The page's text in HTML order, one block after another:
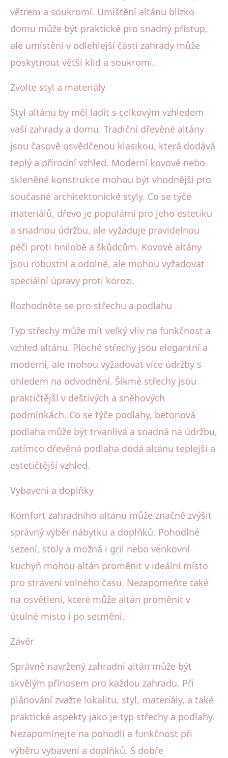
větrem a soukromí. Umištění altánu blízko
domu může být praktické pro snadný přístup,
ale umístění v odlehlejší části zahrady může
poskytnout větší klid a soukromí.
Zvolte styl a materiály
Styl altánu by měl ladit s celkovým vzhledem
vaší zahrady a domu. Tradiční dřevěné altány
jsou časově osvědčenou klasikou, která dodává
teplý a přírodní vzhled. Moderní kovové nebo
skleněné konstrukce mohou být vhodnější pro
současné architektonické styly. Co se týče
materiálů, dřevo je populární pro jeho estetiku
a snadnou údržbu, ale vyžaduje pravidelnou
péči proti hnilobě a škůdcům. Kovové altány
jsou robustní a odolné, ale mohou vyžadovat
speciální úpravy proti korozi.
Rozhodněte se pro střechu a podlahu
Typ střechy může mít velký vliv na funkčnost a
vzhled altánu. Ploché střechy jsou elegantní a
moderní, ale mohou vyžadovat více údržby s
ohledem na odvodnění. Šikmé střechy jsou
praktičtější v deštivých a sněhových
podmínkách. Co se týče podlahy, betonová
podlaha může být trvanlivá a snadná na údržbu,
zatímco dřevěná podlaha dodá altánu teplejší a
estetičtější vzhled.
Vybavení a doplňky
Komfort zahradního altánu může značně zvýšit
správný výběr nábytku a doplňků. Pohodlné
sezení, stoly a možná i gril nebo venkovní
kuchyň mohou altán proměnit v ideální místo
pro strávení volného času. Nezapomeňte také
na osvětlení, které může altán proměnit v
útulné místo i po setmění.
Závěr
Správně navržený zahradní altán může být
skvělým přínosem pro každou zahradu. Při
plánování zvažte lokalitu, styl, materiály, a také
praktické aspekty jako je typ střechy a podlahy.
Nezapomínejte na pohodlí a funkčnost při
výběru vybavení a doplňků. S dobře